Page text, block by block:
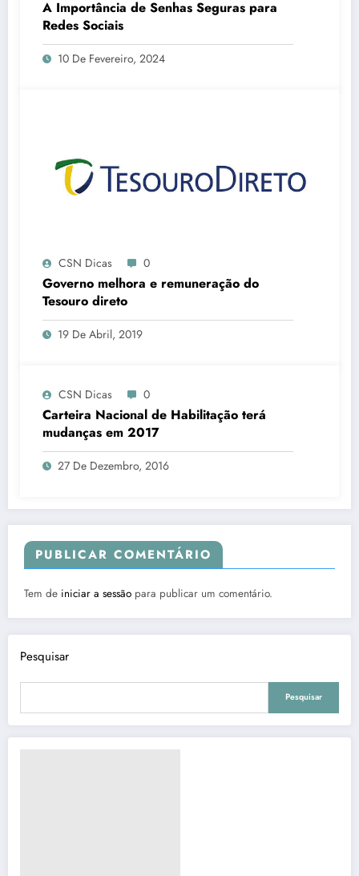
A Importância de Senhas Seguras para
Redes Sociais
10 De Fevereiro, 2024
CSN Dicas 0
Governo melhora e remuneração do
Tesouro direto
19 De Abril, 2019
CSN Dicas 0
Carteira Nacional de Habilitação terá
mudanças em 2017
27 De Dezembro, 2016
PUBLICAR COMENTÁRIO
Tem de iniciar a sessão para publicar um comentário.
Pesquisar
Pesquisar